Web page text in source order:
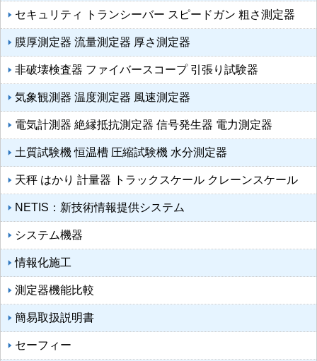
セキュリティ トランシーバー スピードガン 粗さ測定器
膜厚測定器 流量測定器 厚さ測定器
非破壊検査器 ファイバースコープ 引張り試験器
気象観測器 温度測定器 風速測定器
電気計測器 絶縁抵抗測定器 信号発生器 電力測定器
土質試験機 恒温槽 圧縮試験機 水分測定器
天秤 はかり 計量器 トラックスケール クレーンスケール
NETIS：新技術情報提供システム
システム機器
情報化施工
測定器機能比較
簡易取扱説明書
セーフィー